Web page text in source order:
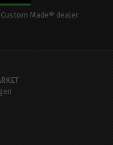
Made® dealer